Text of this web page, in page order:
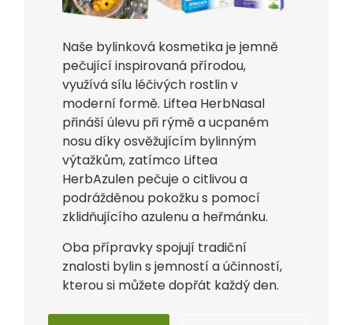
Naše bylinková kosmetika je jemně
pečující inspirovaná přírodou,
využívá sílu léčivých rostlin v
moderní formě. Liftea HerbNasal
přináší úlevu při rýmě a ucpaném
nosu díky osvěžujícím bylinným
výtažkům, zatímco Liftea
HerbAzulen pečuje o citlivou a
podrážděnou pokožku s pomocí
zklidňujícího azulenu a heřmánku.
Oba přípravky spojují tradiční
znalosti bylin s jemností a účinností,
kterou si můžete dopřát každý den.